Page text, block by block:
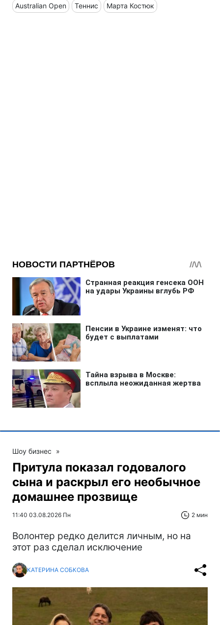
Australian Open Теннис Марта Костюк
Шоу бизнес »
Притула показал годовалого
сына и раскрыл его необычное
домашнее прозвище
11:40 03.08.2026 Пн 2 мин
Волонтер редко делится личным, но на
этот раз сделал исключение
КАТЕРИНА СОБКОВА